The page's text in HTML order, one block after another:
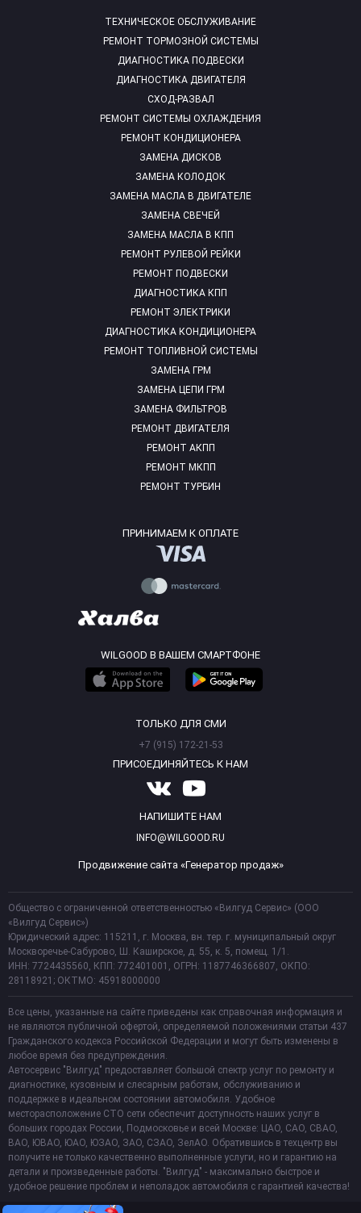
ТЕХНИЧЕСКОЕ ОБСЛУЖИВАНИЕ
РЕМОНТ ТОРМОЗНОЙ СИСТЕМЫ
ДИАГНОСТИКА ПОДВЕСКИ
ДИАГНОСТИКА ДВИГАТЕЛЯ
СХОД-РАЗВАЛ
РЕМОНТ СИСТЕМЫ ОХЛАЖДЕНИЯ
РЕМОНТ КОНДИЦИОНЕРА
ЗАМЕНА ДИСКОВ
ЗАМЕНА КОЛОДОК
ЗАМЕНА МАСЛА В ДВИГАТЕЛЕ
ЗАМЕНА СВЕЧЕЙ
ЗАМЕНА МАСЛА В КПП
РЕМОНТ РУЛЕВОЙ РЕЙКИ
РЕМОНТ ПОДВЕСКИ
ДИАГНОСТИКА КПП
РЕМОНТ ЭЛЕКТРИКИ
ДИАГНОСТИКА КОНДИЦИОНЕРА
РЕМОНТ ТОПЛИВНОЙ СИСТЕМЫ
ЗАМЕНА ГРМ
ЗАМЕНА ЦЕПИ ГРМ
ЗАМЕНА ФИЛЬТРОВ
РЕМОНТ ДВИГАТЕЛЯ
РЕМОНТ АКПП
РЕМОНТ МКПП
РЕМОНТ ТУРБИН
ПРИНИМАЕМ К ОПЛАТЕ
WILGOOD В ВАШЕМ СМАРТФОНЕ
ТОЛЬКО ДЛЯ СМИ
+7 (915) 172-21-53
ПРИСОЕДИНЯЙТЕСЬ К НАМ
НАПИШИТЕ НАМ
INFO@WILGOOD.RU
Продвижение сайта «Генератор продаж»
Общество с ограниченной ответственностью «Вилгуд Сервис» (ООО
«Вилгуд Сервис»)
Юридический адрес: 115211, г. Москва, вн. тер. г. муниципальный округ
Москворечье-Сабурово, Ш. Каширское, д. 55, к. 5, помещ. 1/1.
ИНН: 7724435560, КПП: 772401001, ОГРН: 1187746366807, ОКПО:
28118921; ОКТМО: 45918000000
Все цены, указанные на сайте приведены как справочная информация и
не являются публичной офертой, определяемой положениями статьи 437
Гражданского кодекса Российской Федерации и могут быть изменены в
любое время без предупреждения.
Автосервис "Вилгуд" предоставляет большой спектр услуг по ремонту и
диагностике, кузовным и слесарным работам, обслуживанию и
поддержке в идеальном состоянии автомобиля. Удобное
месторасположение СТО сети обеспечит доступность наших услуг в
больших городах России, Подмосковье и всей Москве: ЦАО, САО, СВАО,
ВАО, ЮВАО, ЮАО, ЮЗАО, ЗАО, СЗАО, ЗелАО. Обратившись в техцентр вы
получите не только качественно выполненные услуги, но и гарантию на
детали и произведенные работы. "Вилгуд" - максимально быстрое и
удобное решение проблем и неполадок автомобиля с гарантией качества!